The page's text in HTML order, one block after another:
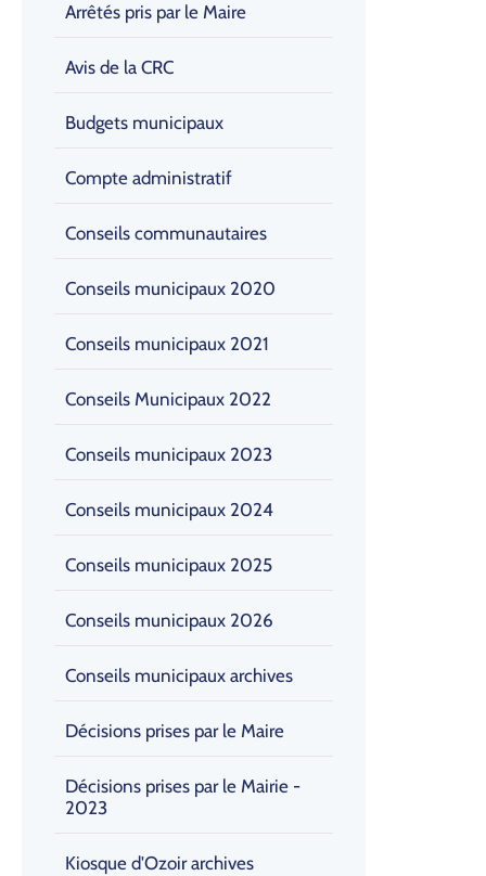
Arrêtés pris par le Maire
Avis de la CRC
Budgets municipaux
Compte administratif
Conseils communautaires
Conseils municipaux 2020
Conseils municipaux 2021
Conseils Municipaux 2022
Conseils municipaux 2023
Conseils municipaux 2024
Conseils municipaux 2025
Conseils municipaux 2026
Conseils municipaux archives
Décisions prises par le Maire
Décisions prises par le Mairie -
2023
Kiosque d'Ozoir archives